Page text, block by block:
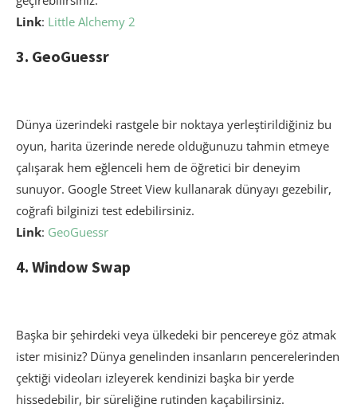
Link: Little Alchemy 2
3. GeoGuessr
Dünya üzerindeki rastgele bir noktaya yerleştirildiğiniz bu
oyun, harita üzerinde nerede olduğunuzu tahmin etmeye
çalışarak hem eğlenceli hem de öğretici bir deneyim
sunuyor. Google Street View kullanarak dünyayı gezebilir,
coğrafi bilginizi test edebilirsiniz.
Link: GeoGuessr
4. Window Swap
Başka bir şehirdeki veya ülkedeki bir pencereye göz atmak
ister misiniz? Dünya genelinden insanların pencerelerinden
çektiği videoları izleyerek kendinizi başka bir yerde
hissedebilir, bir süreliğine rutinden kaçabilirsiniz.